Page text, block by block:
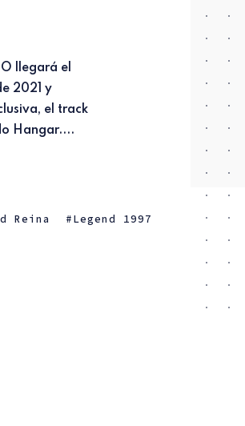
Hangar....
Reina
Legend 1997